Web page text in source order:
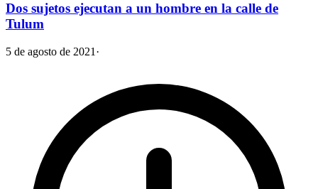
Dos sujetos ejecutan a un hombre en la calle de
Tulum
5 de agosto de 2021 ·